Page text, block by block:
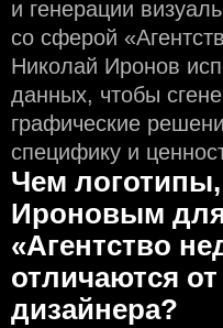
и генерации
со сферой
Николай Иронов
данных, чтобы
графические
специфику и
Чем
Ироновым
«Агентство
отличаются
дизайнера?